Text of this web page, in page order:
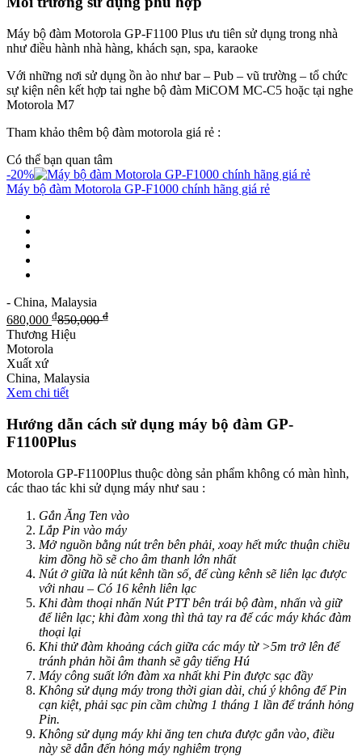
Máy bộ đàm Motorola GP-F1100 Plus ưu tiên sử dụng trong nhà
như điều hành nhà hàng, khách sạn, spa, karaoke
Với những nơi sử dụng ồn ào như bar – Pub – vũ trường – tổ chức
sự kiện nên kết hợp tai nghe bộ đàm MiCOM MC-C5 hoặc tại nghe
Motorola M7
Tham khảo thêm bộ đàm motorola giá rẻ :
Có thể bạn quan tâm
-20%
Máy bộ đàm Motorola GP-F1000 chính hãng giá rẻ
- China, Malaysia
680,000 ₫850,000₫
Thương Hiệu
Motorola
Xuất xứ
China, Malaysia
Xem chi tiết
Hướng dẫn cách sử dụng máy bộ đàm GP-
F1100Plus
Motorola GP-F1100Plus thuộc dòng sản phẩm không có màn hình,
các thao tác khi sử dụng máy như sau :
Gắn Ăng Ten vào
Lắp Pin vào máy
Mở nguồn bằng nút trên bên phải, xoay hết mức thuận chiều
kim đồng hồ sẽ cho âm thanh lớn nhất
Nút ở giữa là nút kênh tần số, để cùng kênh sẽ liên lạc được
với nhau – Có 16 kênh liên lạc
Khi đàm thoại nhấn Nút PTT bên trái bộ đàm, nhấn và giữ
để liên lạc; khi đàm xong thì thả tay ra để các máy khác đàm
thoại lại
Khi thử đàm khoảng cách giữa các máy từ >5m trở lên để
tránh phản hồi âm thanh sẽ gây tiếng Hú
Máy công suất lớn đàm xa nhất khi Pin được sạc đầy
Không sử dụng máy trong thời gian dài, chú ý không để Pin
cạn kiệt, phải sạc pin cầm chừng 1 tháng 1 lần để tránh hỏng
Pin.
Không sử dụng máy khi ăng ten chưa được gắn vào, điều
này sẽ dẫn đến hỏng máy nghiêm trọng